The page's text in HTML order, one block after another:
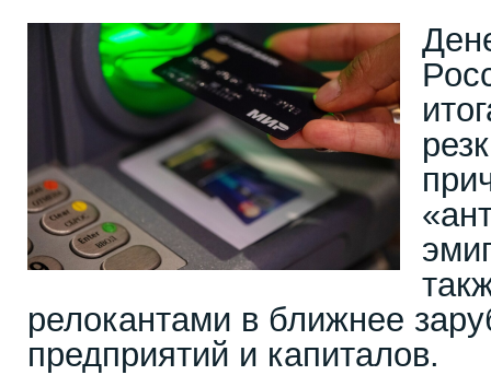
релокантами в ближнее
предприятий и капиталов.